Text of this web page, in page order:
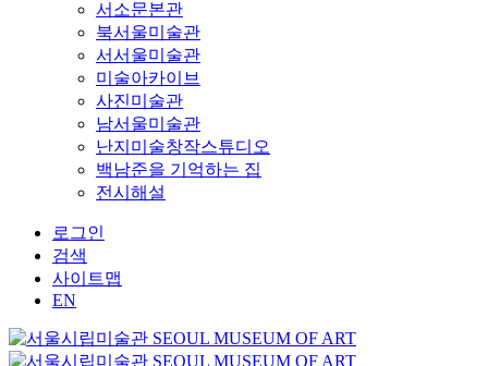
서소문본관
북서울미술관
서서울미술관
미술아카이브
사진미술관
남서울미술관
난지미술창작스튜디오
백남준을 기억하는 집
전시해설
로그인
검색
사이트맵
EN